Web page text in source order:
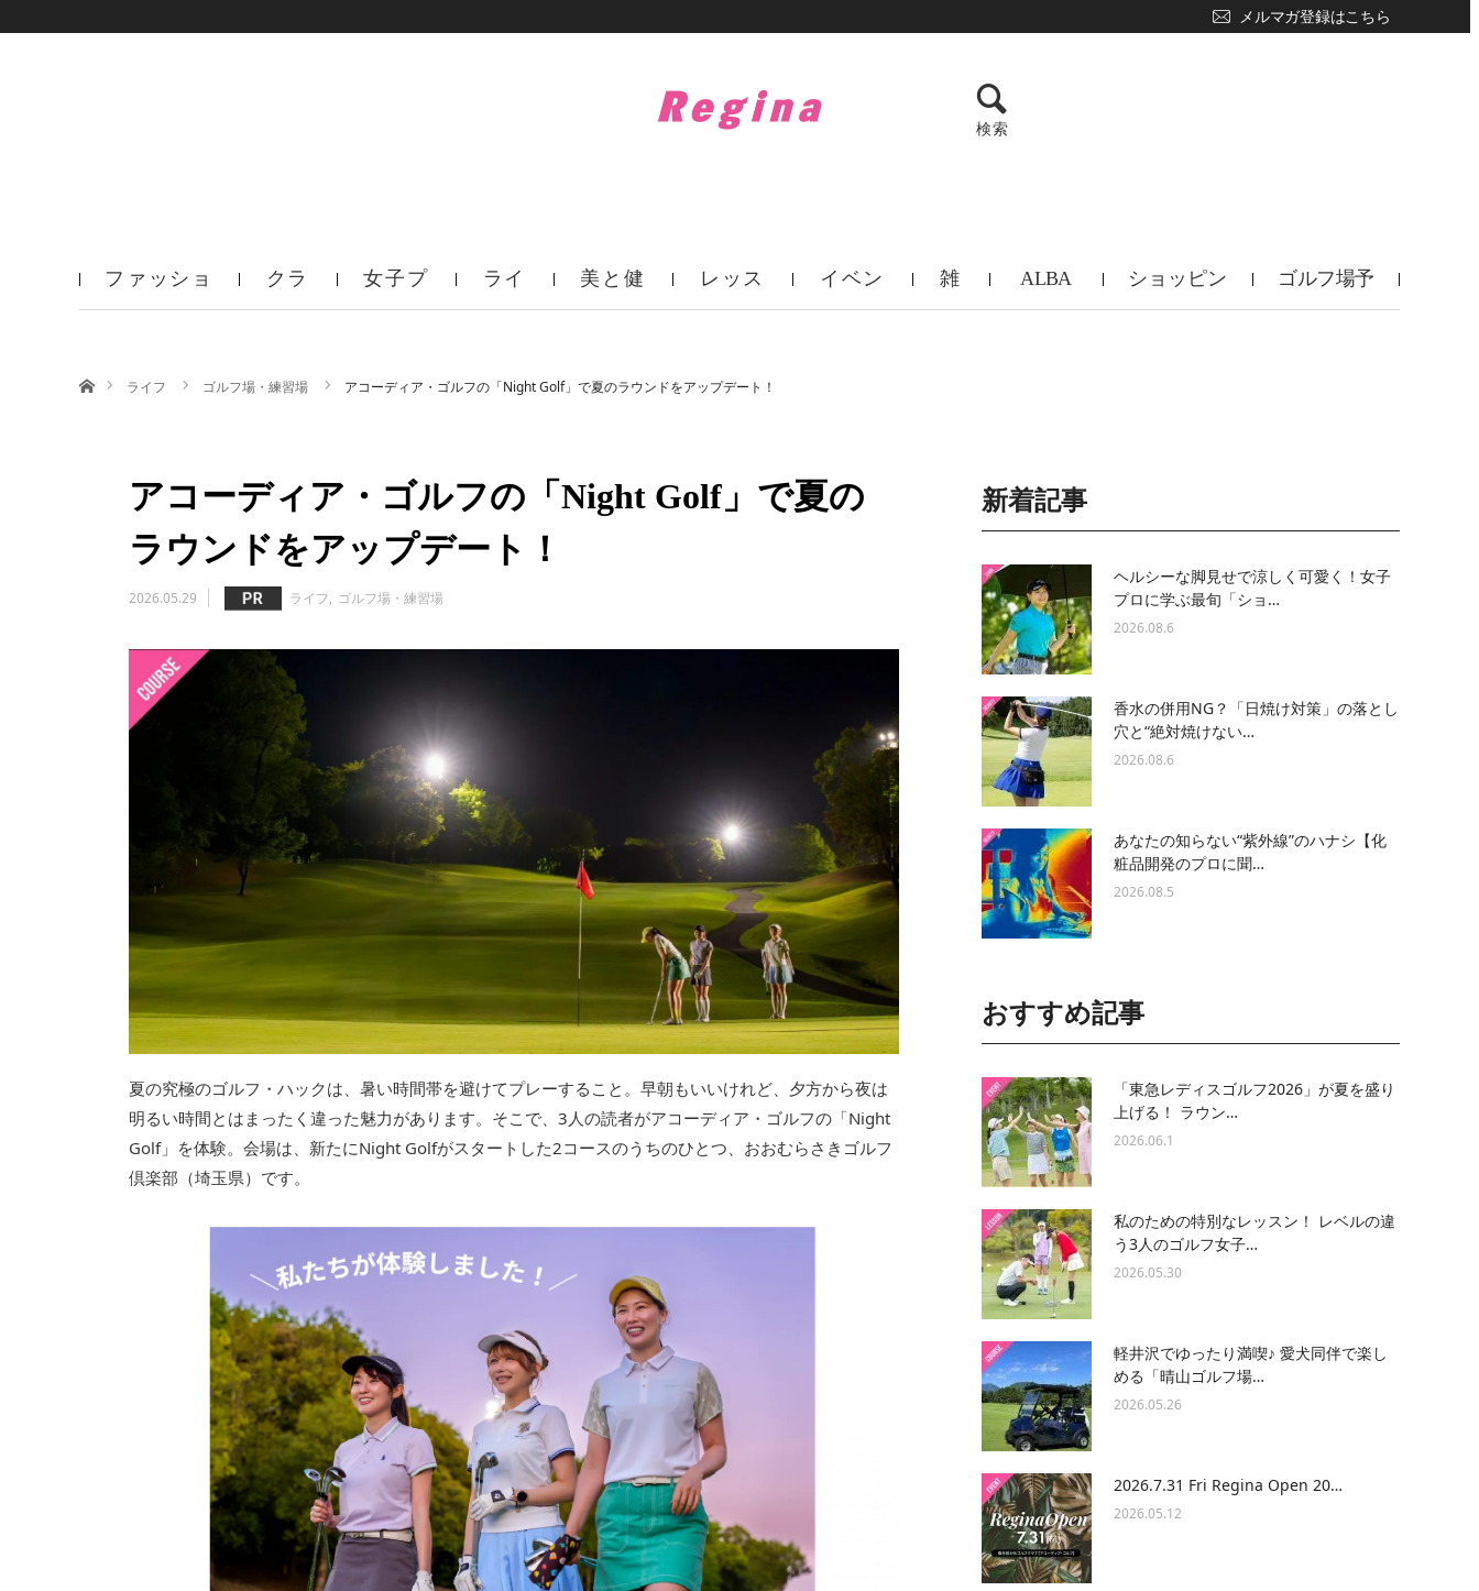
ファッショ クラ 女子プ ライ 美と健 レッス イベン 雑 ALBA ショッピン ゴルフ場予
メルマガ登録はこちら
検索
ホームライフ ゴルフ場・練習場 アコーディア・ゴルフの「Night Golf」で夏のラウンドをアップデート！
アコーディア・ゴルフの「Night Golf」で夏の
ラウンドをアップデート！
2026.05.29 ライフ ゴルフ場・練習場
夏の究極のゴルフ・ハックは、暑い時間帯を避けてプレーすること。早朝もいいけれど、夕方から夜は
明るい時間とはまったく違った魅力があります。そこで、3人の読者がアコーディア・ゴルフの「Night
Golf」を体験。会場は、新たにNight Golfがスタートした2コースのうちのひとつ、おおむらさきゴルフ
倶楽部（埼玉県）です。
新着記事
ヘルシーな脚見せで涼しく可愛く！女子
プロに学ぶ最旬「ショ…
2026.08.6
香水の併用NG？「日焼け対策」の落とし
穴と“絶対焼けない…
2026.08.6
あなたの知らない“紫外線”のハナシ【化
粧品開発のプロに聞…
2026.08.5
おすすめ記事
「東急レディスゴルフ2026」が夏を盛り
上げる！ ラウン…
2026.06.1
私のための特別なレッスン！ レベルの違
う3人のゴルフ女子…
2026.05.30
軽井沢でゆったり満喫♪ 愛犬同伴で楽し
める「晴山ゴルフ場…
2026.05.26
2026.7.31 Fri Regina Open 20…
2026.05.12